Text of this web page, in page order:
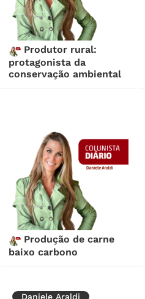
Produtor rural:
protagonista da
conservação ambiental
Produção de carne
baixo carbono
Daniele Araldi